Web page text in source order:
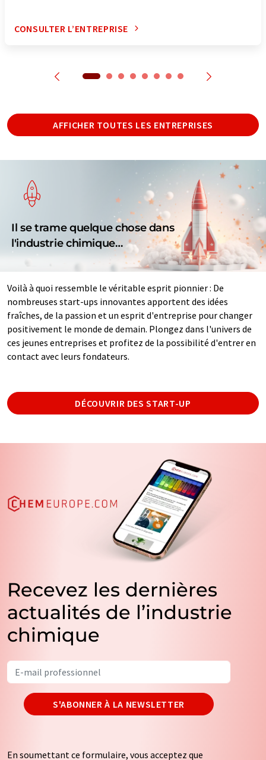
CONSULTER L’ENTREPRISE
AFFICHER TOUTES LES ENTREPRISES
Il se trame quelque chose dans
l'industrie chimique…
Voilà à quoi ressemble le véritable esprit pionnier : De
nombreuses start-ups innovantes apportent des idées
fraîches, de la passion et un esprit d'entreprise pour changer
positivement le monde de demain. Plongez dans l'univers de
ces jeunes entreprises et profitez de la possibilité d'entrer en
contact avec leurs fondateurs.
DÉCOUVRIR DES START-UP
Recevez les dernières
actualités de l’industrie
chimique
S'ABONNER À LA NEWSLETTER
En soumettant ce formulaire, vous acceptez que